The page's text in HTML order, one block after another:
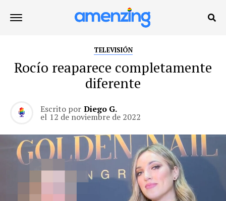
TELEVISIÓN
Rocío reaparece completamente
diferente
Escrito por Diego G.
el 12 de noviembre de 2022